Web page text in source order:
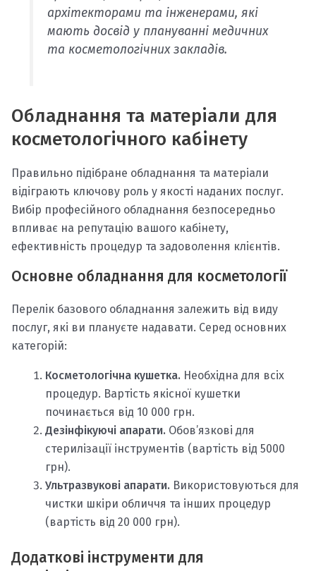
архітекторами та інженерами, які
мають досвід у плануванні медичних
та косметологічних закладів.
Обладнання та матеріали для
косметологічного кабінету
Правильно підібране обладнання та матеріали
відіграють ключову роль у якості наданих послуг.
Вибір професійного обладнання безпосередньо
впливає на репутацію вашого кабінету,
ефективність процедур та задоволення клієнтів.
Основне обладнання для косметології
Перелік базового обладнання залежить від виду
послуг, які ви плануєте надавати. Серед основних
категорій:
Косметологічна кушетка. Необхідна для всіх
процедур. Вартість якісної кушетки
починається від 10 000 грн.
Дезінфікуючі апарати. Обов’язкові для
стерилізації інструментів (вартість від 5000
грн).
Ультразвукові апарати. Використовуються для
чистки шкіри обличчя та інших процедур
(вартість від 20 000 грн).
Додаткові інструменти для